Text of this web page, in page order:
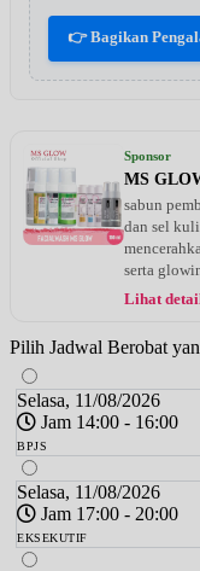
👉 Bagikan
Sponsor
MS
sabun
dan sel
serta
Lihat
Pilih Jadwal Berobat
Selasa, 11/08/2026
Jam 14:00 - 16:00
BPJS
Selasa, 11/08/2026
Jam 17:00 - 20:00
EKSEKUTIF